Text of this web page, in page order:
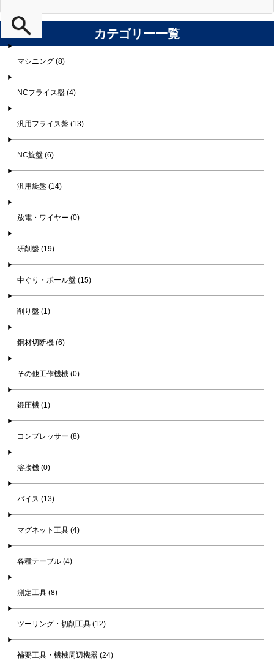
カテゴリー一覧
マシニング (8)
NCフライス盤 (4)
汎用フライス盤 (13)
NC旋盤 (6)
汎用旋盤 (14)
放電・ワイヤー (0)
研削盤 (19)
中ぐり・ボール盤 (15)
削り盤 (1)
鋼材切断機 (6)
その他工作機械 (0)
鍛圧機 (1)
コンプレッサー (8)
溶接機 (0)
バイス (13)
マグネット工具 (4)
各種テーブル (4)
測定工具 (8)
ツーリング・切削工具 (12)
補要工具・機械周辺機器 (24)